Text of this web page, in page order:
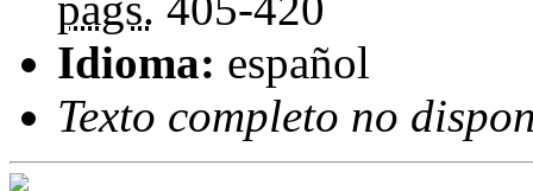
Idioma: español
Texto completo no